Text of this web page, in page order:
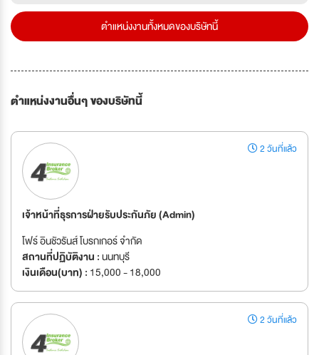
ตำแหน่งงานทั้งหมดของบริษัทนี้
ตำแหน่งงานอื่นๆ ของบริษัทนี้
2 วันที่แล้ว
เจ้าหน้าที่ธุรการฝ่ายรับประกันภัย (Admin)
โฟร์ อินชัวรันส์ โบรกเกอร์ จำกัด
สถานที่ปฏิบัติงาน :นนทบุรี
เงินเดือน(บาท) : 15,000 - 18,000
2 วันที่แล้ว